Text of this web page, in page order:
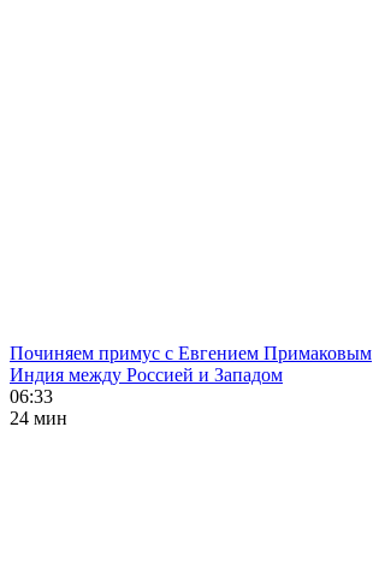
Починяем примус с Евгением Примаковым
Индия между Россией и Западом
06:33
24 мин